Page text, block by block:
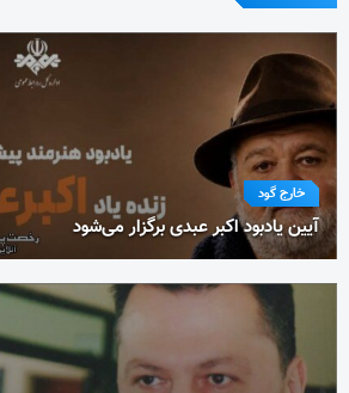
خارج گود
آیین یادبود اکبر عبدی برگزار می‌شود